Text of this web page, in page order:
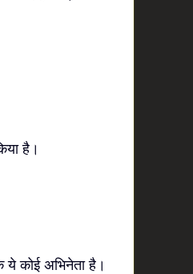
है।
कोई अभिनेता है।